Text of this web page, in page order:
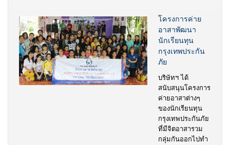
โครงการค่าย
อาสาพัฒนา
นักเรียนทุน
กรุงเทพประกัน
ภัย
บริษัทฯ ได้
สนับสนุนโครงการ
ค่ายอาสาต่างๆ
ของนักเรียนทุน
กรุงเทพประกันภัย
ที่มีจิตอาสารวม
กลุ่มกันออกไปทำ